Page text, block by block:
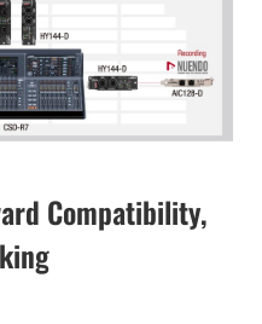
Compatibility,